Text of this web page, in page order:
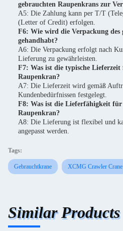
gebrauchten Raupenkrans zur
A5: Die Zahlung kann per T/T
(Letter of Credit) erfolgen.
F6: Wie wird die Verpackung des
gehandhabt?
A6: Die Verpackung erfolgt nach
Lieferung zu gewährleisten.
F7: Was ist die typische
Raupenkran?
A7: Die Lieferzeit wird gemäß
Kundenbedürfnissen festgelegt.
F8: Was ist die Lieferfähigkeit für
Raupenkran?
A8: Die Lieferung ist flexibel und
angepasst werden.
Tags:
Gebrauchtkrane XCMG Crawler Crane
Similar Products